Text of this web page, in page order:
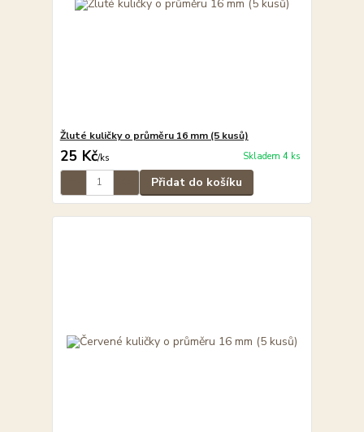
Žluté kuličky o průměru 16 mm (5 kusů)
25 Kč/ks Skladem 4 ks
Přidat do košíku